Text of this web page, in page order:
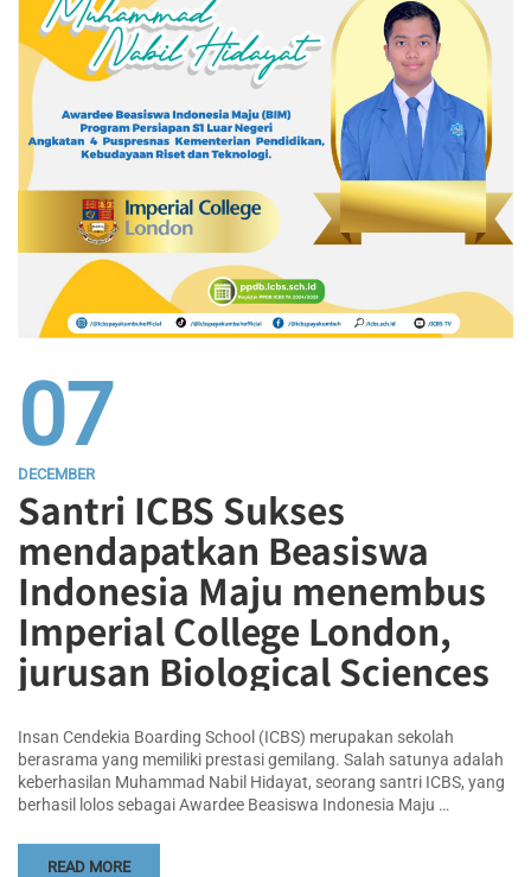
07
DECEMBER
Santri ICBS Sukses
mendapatkan Beasiswa
Indonesia Maju menembus
Imperial College London,
jurusan Biological Sciences
Insan Cendekia Boarding School (ICBS) merupakan sekolah
berasrama yang memiliki prestasi gemilang. Salah satunya adalah
keberhasilan Muhammad Nabil Hidayat, seorang santri ICBS, yang
berhasil lolos sebagai Awardee Beasiswa Indonesia Maju …
READ MORE